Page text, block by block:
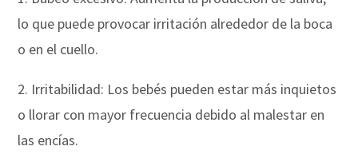
lo que puede provocar irritación alrededor de la boca
o en el cuello.
2. Irritabilidad: Los bebés pueden estar más inquietos
o llorar con mayor frecuencia debido al malestar en
las encías.